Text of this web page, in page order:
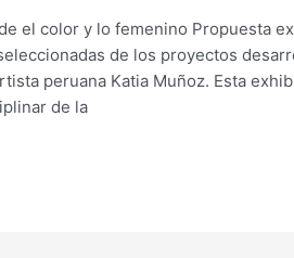
el color y lo femenino Propuesta
de los proyectos
peruana Katia Muñoz. Esta
de la